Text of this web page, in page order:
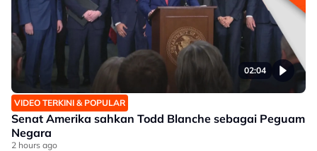
02:04
VIDEO TERKINI & POPULAR
Senat Amerika sahkan Todd Blanche sebagai Peguam
Negara
2 hours ago